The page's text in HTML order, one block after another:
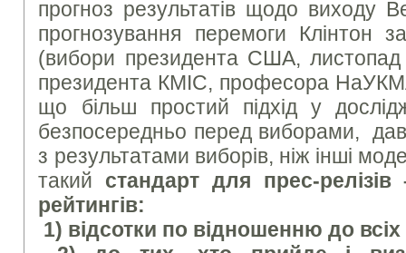
прогноз результатів щодо виходу
прогнозування перемоги Клінтон
(вибори президента США,
президента КМІС, професора
що більш простий підхід у
безпосередньо перед виборами,
з результатами виборів, ніж інші
такий стандарт для прес-
рейтингів:
1) відсотки по відношенню до всіх